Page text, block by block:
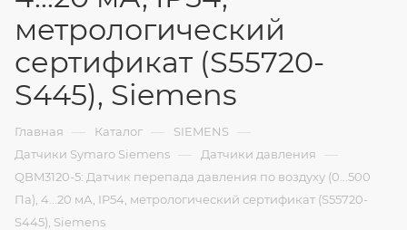
метрологический
сертификат (S55720-
S445), Siemens
Главная — Каталог — SIEMENS —
Датчики Symaro Siemens — Датчики давления —
QBM3120-5: Датчик перепада давления по воздуху (0...500
Па), 4...20 мА, IP54, метрологический сертификат (S55720-
S445), Siemens